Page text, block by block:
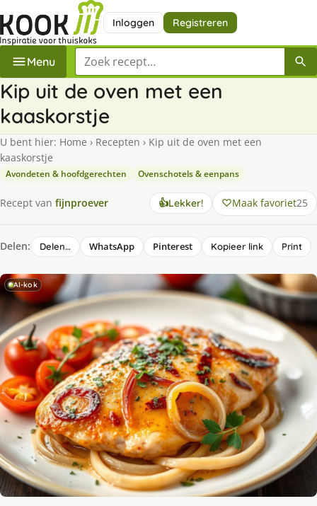
Inloggen Registreren
Menu Zoek een recept
Kip uit de oven met een
kaaskorstje
U bent hier: Home › Recepten › Kip uit de oven met een
kaaskorstje
Avondeten & hoofdgerechten Ovenschotels & eenpans
Recept van fijnproever 👍Lekker! Maak favoriet25
Delen: Delen… WhatsApp Pinterest Kopieer link Print
AI-kok